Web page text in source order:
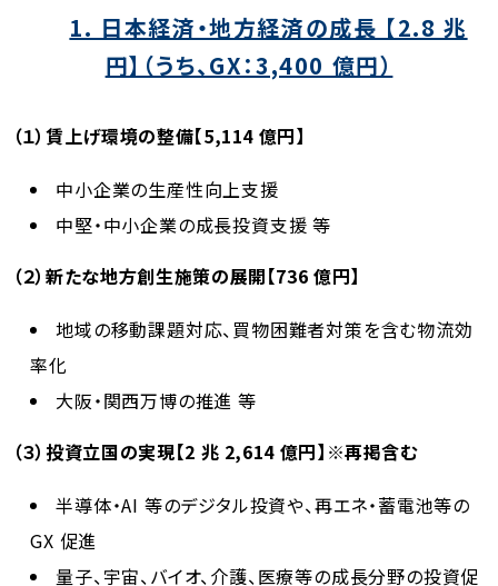
1. 日本経済・地方経済の成長 【2.8 兆
円】（うち、GX：3,400 億円）
（１）賃上げ環境の整備【5,114 億円】
中小企業の生産性向上支援
中堅・中小企業の成長投資支援 等
（２）新たな地方創生施策の展開【736 億円】
地域の移動課題対応、買物困難者対策を含む物流効
率化
大阪・関西万博の推進 等
（３）投資立国の実現【2 兆 2,614 億円】※再掲含む
半導体・AI 等のデジタル投資や、再エネ・蓄電池等の
GX 促進
量子、宇宙、バイオ、介護、医療等の成長分野の投資促